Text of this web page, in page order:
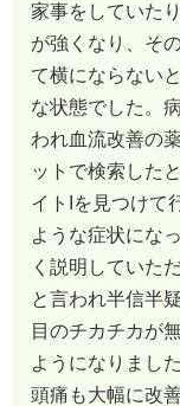
家事をしていた
が強くなり、そ
て横にならない
な状態でした。
われ血流改善の
ットで検索した
イトIを見つけて
ような症状にな
く説明していた
と言われ半信半
目のチカチカが
ようになりまし
頭痛も大幅に改